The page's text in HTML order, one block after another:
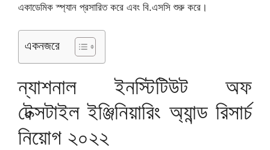
একাডেমিক স্প্যান প্রসারিত করে এবং বি.এসসি শুরু করে।
একনজরে
ন্যাশনাল ইনস্টিটিউট অফ
টেক্সটাইল ইঞ্জিনিয়ারিং অ্যান্ড রিসার্চ
নিয়োগ ২০২২